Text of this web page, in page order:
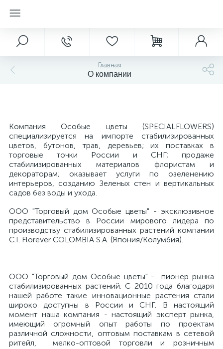
Главная
О компании
Компания Особые цветы (SPECIALFLOWERS)
специализируется на импорте стабилизированных
цветов, бутонов, трав, деревьев; их поставках в
торговые точки России и СНГ; продаже
стабилизированных материалов флористам и
декораторам; оказывает услуги по озеленению
интерьеров, созданию Зеленых стен и вертикальных
садов без воды и ухода.
ООО "Торговый дом Особые цветы" - эксклюзивное
представительство в России мирового лидера по
производству стабилизированных растений компании
C.I. Florever COLOMBIA S.A. (Япония/Колумбия).
ООО "Торговый дом Особые цветы" - пионер рынка
стабилизированных растений. С 2010 года благодаря
нашей работе такие инновационные растения стали
широко доступны в России и СНГ. В настоящий
момент наша компания - настоящий эксперт рынка,
имеющий огромный опыт работы по проектам
различной сложности, оптовым поставкам в сетевой
ритейл, мелко-оптовой торговли и розничным